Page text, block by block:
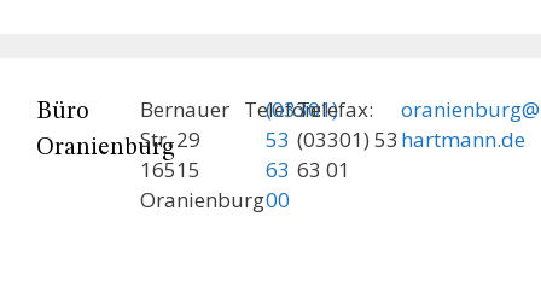
Büro
Oranienburg
Bernauer
Str. 29
16515
Oranienburg
Telefon:
(03301)
53
63
00
Telefax:
(03301) 53
63 01
hartmann.de